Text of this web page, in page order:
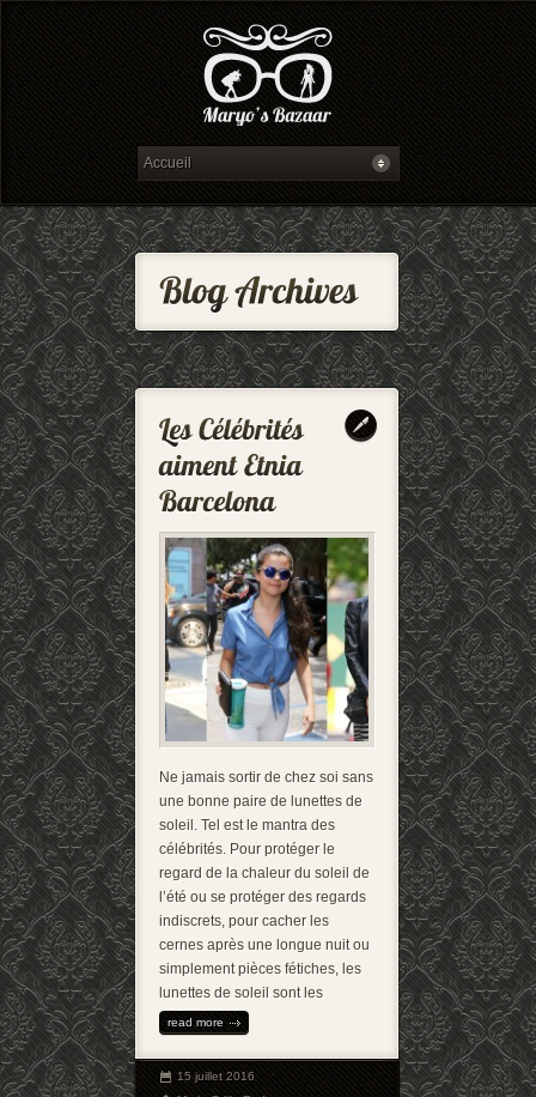
Ne jamais sortir de chez soi sans
une bonne paire de lunettes de
soleil. Tel est le mantra des
célébrités. Pour protéger le
regard de la chaleur du soleil de
l’été ou se protéger des regards
indiscrets, pour cacher les
cernes après une longue nuit ou
simplement pièces fétiches, les
lunettes de soleil sont les
read more
15 juillet 2016